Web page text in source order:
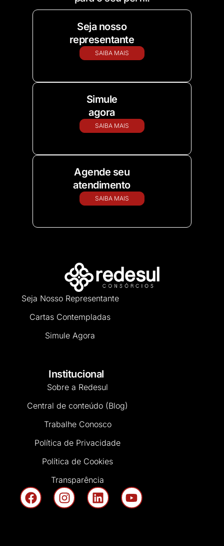
Seja nosso
representante
SAIBA MAIS
Simule
agora
SAIBA MAIS
Agende seu
atendimento
SAIBA MAIS
Seja Nosso Representante
Cartas Contempladas
Simule Agora
Institucional
Sobre a Redesul
Central de conteúdo (Blog)
Trabalhe Conosco
Política de Privacidade
Política de Cookies
Transparência